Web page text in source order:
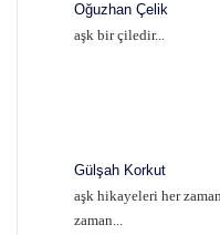
Oğuzhan Çelik
aşk bir çiledir...
Gülşah Korkut
aşk hikayeleri her
zaman...